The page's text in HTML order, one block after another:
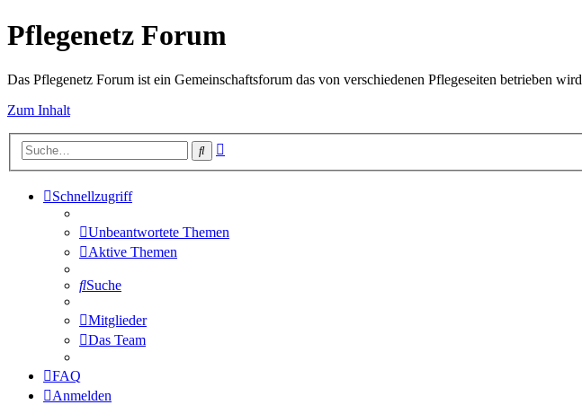
Pflegenetz Forum
Das Pflegenetz Forum ist ein Gemeinschaftsforum das von verschiedenen Pflegeseiten betrieben wird
Zum Inhalt
Suche
Schnellzugriff
Unbeantwortete Themen
Aktive Themen
Suche
Mitglieder
Das Team
FAQ
Anmelden